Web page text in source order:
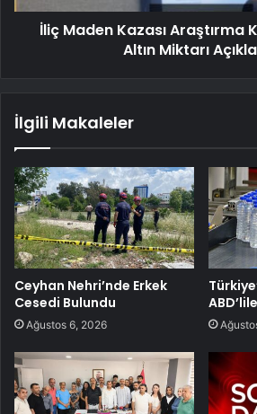
İliç Maden Kazası Araştırma
Altın Miktarı
İlgili Makaleler
Ceyhan Nehri’nde Erkek
Cesedi Bulundu
Ağustos 6, 2026